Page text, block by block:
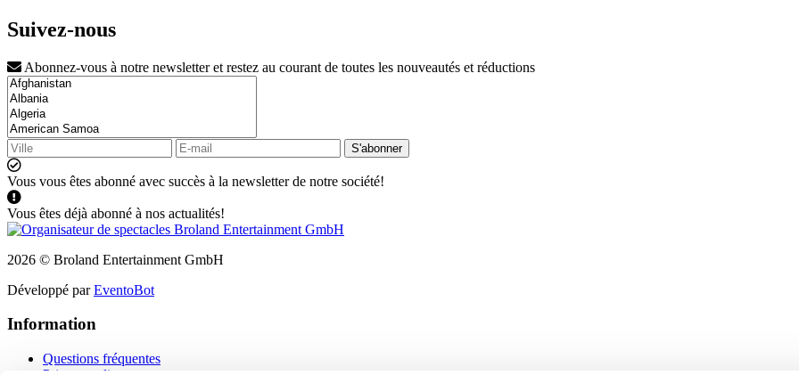
Suivez-nous
Abonnez-vous à notre newsletter et restez au courant de toutes les nouveautés et réductions
S'abonner
Vous vous êtes abonné avec succès à la newsletter de notre société!
Vous êtes déjà abonné à nos actualités!
2026 © Broland Entertainment GmbH
Développé parEventoBot
Information
Questions fréquentes